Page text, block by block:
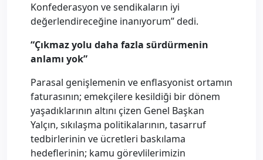
Konfederasyon ve sendikaların iyi
değerlendireceğine inanıyorum” dedi.
“Çıkmaz yolu daha fazla sürdürmenin
anlamı yok”
Parasal genişlemenin ve enflasyonist ortamın
faturasının; emekçilere kesildiği bir dönem
yaşadıklarının altını çizen Genel Başkan
Yalçın, sıkılaşma politikalarının, tasarruf
tedbirlerinin ve ücretleri baskılama
hedeflerinin; kamu görevlilerimizin